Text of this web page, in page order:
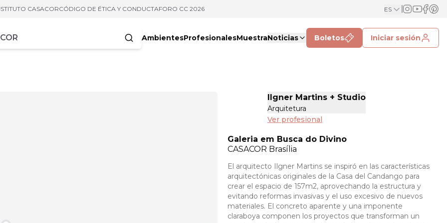
CASACORCÓDIGO DE ÉTICA Y CONDUCTAFORO CC 2026 ES
AmbientesProfesionalesMuestraNoticias Boletos Iniciar sesión
Ilgner Martins + Studio
Arquitetura
Ver profesional
Galeria em Busca do Divino
CASACOR Brasília
El arquitecto Ilgner Martins se inspiró en las características
arquitectónicas originales de la Casa del Candango para
crear el espacio de 157m2, aprovechando la estructura y
evitando reformas invasivas y el uso excesivo de nuevos
materiales. El concreto aparente y una imponente
claraboya componen los proyectos que transforman un